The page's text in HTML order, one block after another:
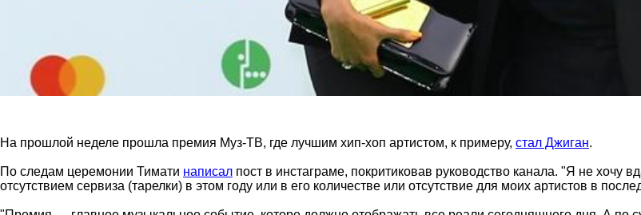
На прошлой неделе прошла премия Муз-ТВ, где лучшим хип-хоп артистом, к примеру, стал Джиган.
По следам церемонии Тимати написал пост в инстаграме, покритиковав руководство канала. "Я не хочу
отсутствием сервиза (тарелки) в этом году или в его количестве или отсутствие для моих артистов в